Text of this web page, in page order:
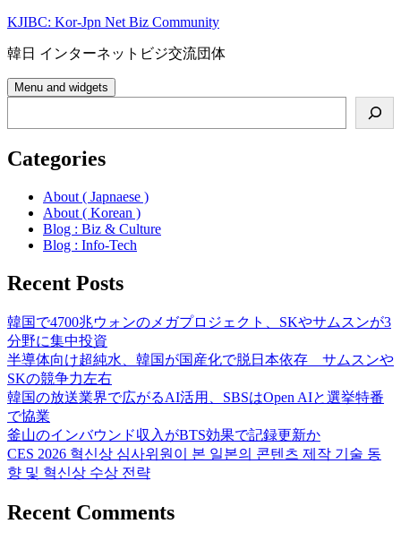
Skip
content
KJIBC: Kor-Jpn Net Biz Community
韓日 インターネットビジ交流団体
Menu and widgets
Categories
About ( Japnaese )
About ( Korean )
Blog : Biz & Culture
Blog : Info-Tech
Recent Posts
韓国で4700兆ウォンのメガプロジェクト、SKやサムスンが3
分野に集中投資
半導体向け超純水、韓国が国産化で脱日本依存 サムスンや
SKの競争力左右
韓国の放送業界で広がるAI活用、SBSはOpen AIと選挙特番
で協業
釜山のインバウンド収入がBTS効果で記録更新か
CES 2026 혁신상 심사위원이 본 일본의 콘텐츠 제작 기술 동
향 및 혁신상 수상 전략
Recent Comments